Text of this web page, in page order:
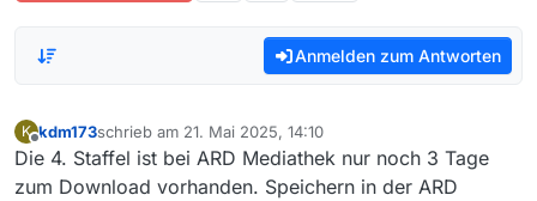
Anmelden zum Antworten
K
Offline
kdm173schrieb am 21. Mai 2025, 14:10
zuletzt editiert von
Die 4. Staffel ist bei ARD Mediathek nur noch 3 Tage
zum Download vorhanden. Speichern in der ARD